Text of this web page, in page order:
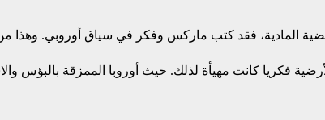
المادية، فقد كتب ماركس وفكر في سياق أوروبي. وهذا من
فكريا كانت مهيأة لذلك. حيث أوروبا الممزقة بالبؤس